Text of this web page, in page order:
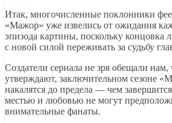
Итак, многочисленные поклонники
«Мажор» уже извелись от ожидания
эпизода картины, поскольку концовка
с новой силой переживать за судьбу
Создатели сериала не зря обещали нам,
утверждают, заключительном сезоне
накалятся до предела — чем
местью и любовью не могут
внимательные фанаты.